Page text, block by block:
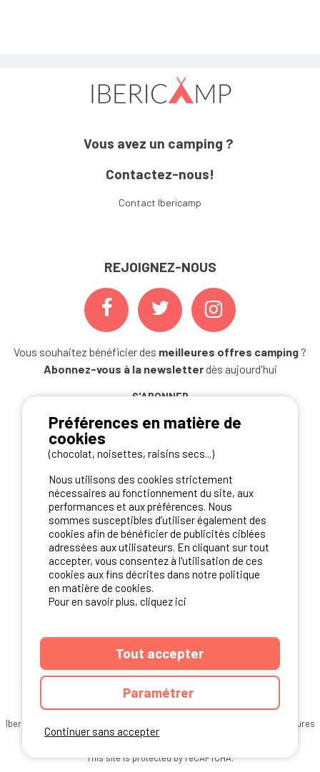
Vous avez un camping ?
Contactez-nous!
Contact Ibericamp
REJOIGNEZ-NOUS
Vous souhaitez bénéficier des meilleures offres camping ?
Abonnez-vous à la newsletterdès aujourd'hui
S'ABONNER
NOS PARTENAIRES
ANNUAIRE CGU DU SITE MENTIONS LEGALES
COOKIES
CHARTE DE CONFIDENTIALITÉ
Ibericamp.com © 2026 Ibericamp; all rights reserved. All media and pictures
are property of their respective owners.
This site is protected by reCAPTCHA.
Continuer sans accepter
Préférences en matière de
cookies
(chocolat, noisettes, raisins secs...)
Nous utilisons des cookies strictement
nécessaires au fonctionnement du site, aux
performances et aux préférences. Nous
sommes susceptibles d’utiliser également des
cookies afin de bénéficier de publicités ciblées
adressées aux utilisateurs. En cliquant sur tout
accepter, vous consentez à l'utilisation de ces
cookies aux fins décrites dans notre politique
en matière de cookies.
Pour en savoir plus, cliquez ici
Tout accepter
Paramétrer